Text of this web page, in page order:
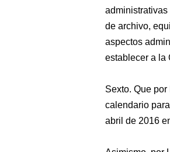
de archivo,
aspectos
establecer a la
Sexto. Que
calendario
abril de 2016